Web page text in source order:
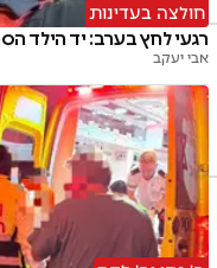
חולצה בעדינות
רגעי לחץ בערב: יד
אבי יעקב